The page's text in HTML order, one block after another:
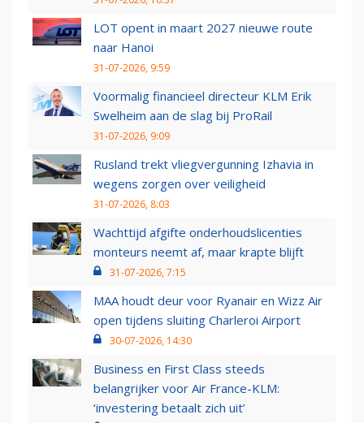
LOT opent in maart 2027 nieuwe route
naar Hanoi
31-07-2026, 9:59
Voormalig financieel directeur KLM Erik
Swelheim aan de slag bij ProRail
31-07-2026, 9:09
Rusland trekt vliegvergunning Izhavia in
wegens zorgen over veiligheid
31-07-2026, 8:03
Wachttijd afgifte onderhoudslicenties
monteurs neemt af, maar krapte blijft
31-07-2026, 7:15
MAA houdt deur voor Ryanair en Wizz Air
open tijdens sluiting Charleroi Airport
30-07-2026, 14:30
Business en First Class steeds
belangrijker voor Air France-KLM:
‘investering betaalt zich uit’